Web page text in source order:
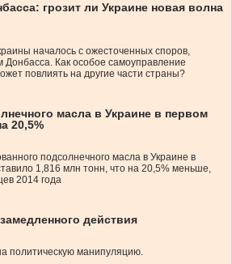
грозит ли Украине новая волна
началось с ожесточенных споров,
Донбасса. Как особое самоуправление
повлиять на другие части страны?
масла в Украине в первом
20,5%
подсолнечного масла в Украине в
1,816 млн тонн, что на 20,5% меньше,
2014 года
действия
политическую манипуляцию.